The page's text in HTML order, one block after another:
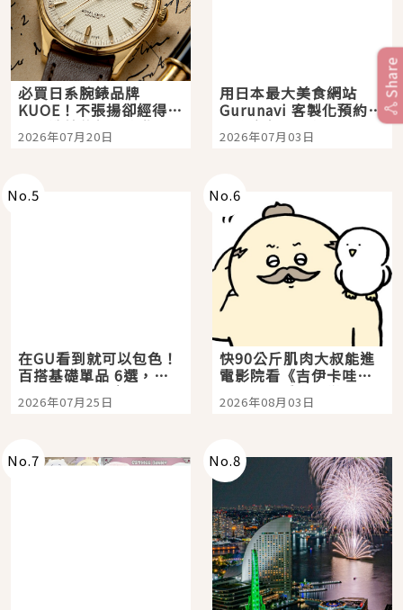
必買日系腕錶品牌
KUOE！不張揚卻經得起
時間洗鍊的經典之作五
選
2026年07月20日
用日本最大美食網站
Gurunavi 客製化預約九
大都市餐廳，打造專屬
美食體驗！
2026年07月03日
No.5
在GU看到就可以包色！
百搭基礎單品 6選，閉
眼全收也不心疼
2026年07月25日
No.6
快90公斤肌肉大叔能進
電影院看《吉伊卡哇》
嗎？日本重金屬樂團
「打首」會長與nagano
2026年08月03日
No.7 No.8
Share